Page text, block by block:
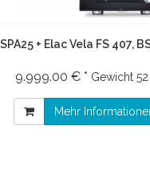
+ Elac Vela FS 407,
9.999.00 € * Gewicht
Mehr